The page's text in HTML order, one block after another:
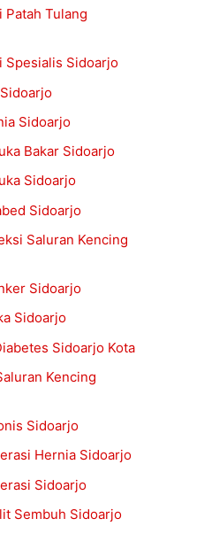
Patah Tulang
Spesialis Sidoarjo
Sidoarjo
Bakar Sidoarjo
Sidoarjo
Sidoarjo
Saluran Kencing
Sidoarjo
Sidoarjo
Sidoarjo Kota
Kencing
Sidoarjo
Hernia Sidoarjo
Sidoarjo
Sembuh Sidoarjo